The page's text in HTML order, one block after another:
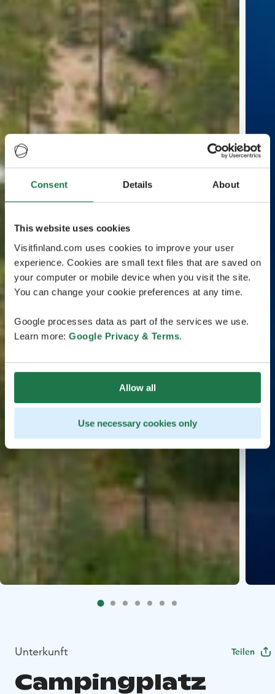
Consent Details About
This website uses cookies
Visitfinland.com uses cookies to improve your user
experience. Cookies are small text files that are saved on
your computer or mobile device when you visit the site.
You can change your cookie preferences at any time.
Google processes data as part of the services we use.
Learn more: Google Privacy & Terms.
Allow all
Use necessary cookies only
Unterkunft Teilen
Campingplatz